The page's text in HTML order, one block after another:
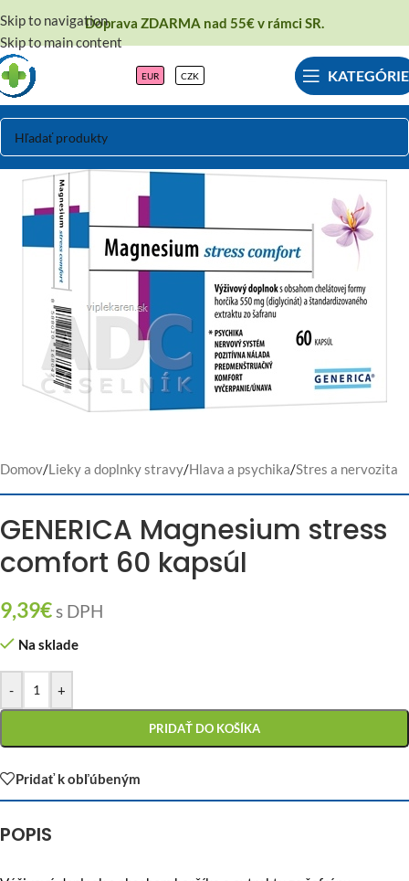
Skip to navigation
Skip to main content
Doprava ZDARMA nad 55€ v rámci SR.
EUR CZK KATEGÓRIE
Domov/Lieky a doplnky stravy/Hlava a psychika/Stres a nervozita
GENERICA Magnesium stress
comfort 60 kapsúl
9,39€s DPH
Na sklade
- +
PRIDAŤ DO KOŠÍKA
Pridať k obľúbeným
POPIS